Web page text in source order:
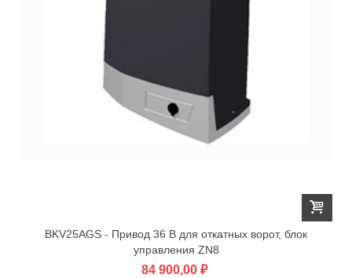
BKV25AGS - Привод 36 В для откатных ворот, блок
управления ZN8
84 900,00 ₽